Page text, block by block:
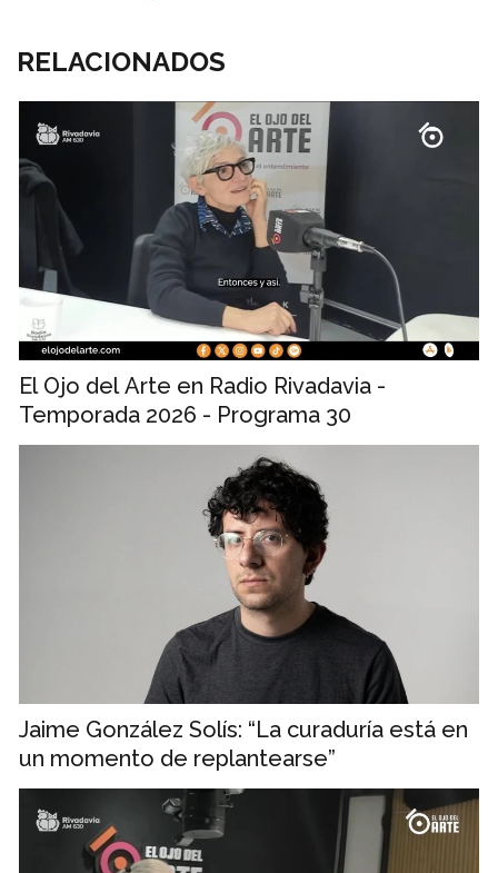
RELACIONADOS
El Ojo del Arte en Radio Rivadavia -
Temporada 2026 - Programa 30
Jaime González Solís: “La curaduría está en
un momento de replantearse”